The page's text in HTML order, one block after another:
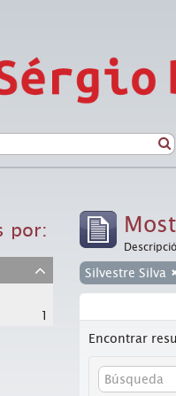
por:
1
Silvestre Silva
Encontrar